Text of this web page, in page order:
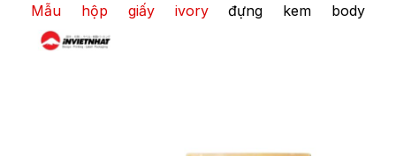
Mẫu hộp giấy ivoryđựng kem body